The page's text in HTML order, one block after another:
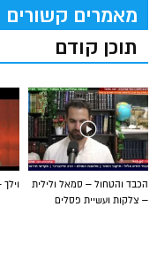
מאמרים קשורים
תוכן קודם
הכבד והטחול – סמאל ולילית
– צלקות ועשיית פסלים